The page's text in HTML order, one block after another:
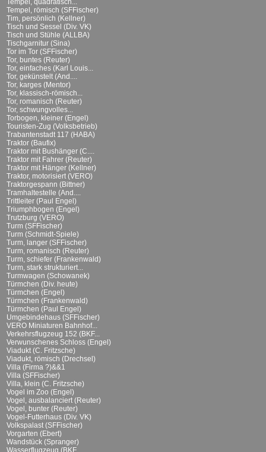
Tempel, quadratisch...
Tempel, römisch (SFFischer)
Tim, persönlich (Kellner)
Tisch und Sessel (Div. VK)
Tisch und Stühle (ALLBA)
Tischgarnitur (Sina)
Tor im Tor (SFFischer)
Tor, buntes (Reuter)
Tor, einfaches (Karl Louis...
Tor, gekünstelt (And....
Tor, karges (Mentor)
Tor, klassisch-römisch...
Tor, romanisch (Reuter)
Tor, schwungvolles...
Torbogen, kleiner (Engel)
Touristen-Zug (Volksbetrieb)
Trabantenstadt 117 (HABA)
Traktor (Baufix)
Traktor mit Bushänger (C....
Traktor mit Fahrer (Reuter)
Traktor mit Hänger (Kellner)
Traktor, motorisiert (VERO)
Traktorgespann (Bittner)
Tramhaltestelle (And....
Trittleiter (Paul Engel)
Triumphbogen (Engel)
Trutzburg (VERO)
Turm (SFFischer)
Turm (Schmidt-Spiele)
Turm, langer (SFFischer)
Turm, romanisch (Reuter)
Turm, schiefer (Frankenwald)
Turm, stark strukturiert...
Turmwagen (Schowanek)
Türmchen (Div. heute)
Türmchen (Engel)
Türmchen (Frankenwald)
Türmchen (Paul Engel)
Umgebindehaus (SFFischer)
VERO Miniaturen Bahnhof...
Verkehrsflugzeug 152 (BKF...
Verwunschenes Schloss (Engel)
Viadukt (C. Fritzsche)
Viadukt, römisch (Drechsel)
Villa (Firma ?)&&1
Villa (SFFischer)
Villa, klein (C. Fritzsche)
Vogel im Zoo (Engel)
Vogel, ausbalanciert (Reuter)
Vogel, bunter (Reuter)
Vogel-Futterhaus (Div. VK)
Volkspalast (SFFischer)
Vorgarten (Ebert)
Wandstück (Spranger)
Wasserflugzeug (BKF